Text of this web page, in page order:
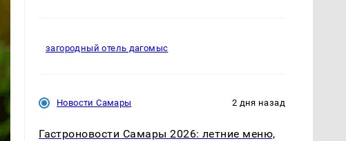
загородный отель дагомыс
Новости Самары 2 дня назад
Гастроновости Самары 2026: летние меню,